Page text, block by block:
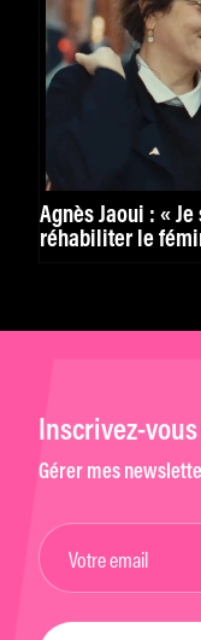
Agnès Jaoui : «
réhabiliter le
Inscrivez-
Gérer mes